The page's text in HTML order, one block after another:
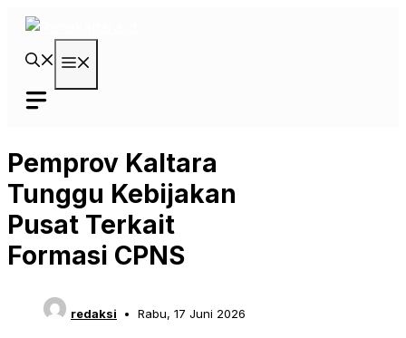
Langsung
Pemprov Kaltara
Tunggu Kebijakan
Pusat Terkait
Formasi CPNS
redaksi Rabu, 17 Juni 2026